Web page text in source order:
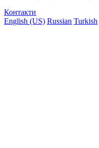
Контакти
English (US) Russian Turkish